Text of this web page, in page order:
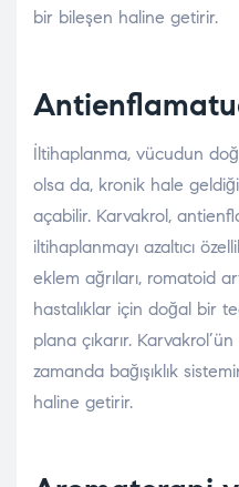
bir bileşen haline getirir.
İltihaplanma, vücudun
olsa da, kronik hale
açabilir. Karvakrol,
iltihaplanmayı azaltıcı
eklem ağrıları, romatoid
hastalıklar için doğal bir
plana çıkarır.
zamanda bağışıklık
haline getirir.